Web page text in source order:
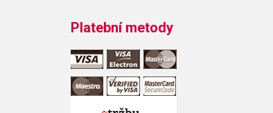
Platební metody